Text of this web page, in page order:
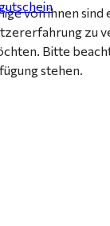
von ihnen
zu
Bitte
stehen.